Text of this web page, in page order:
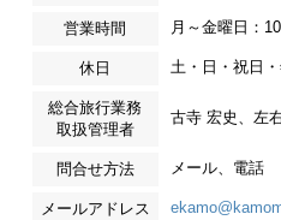
営業時間 月～金曜日：
休日 土・日・祝日
総合旅行業務
取扱管理者
古寺 宏史、左
問合せ方法 メール、電話
メールアドレス